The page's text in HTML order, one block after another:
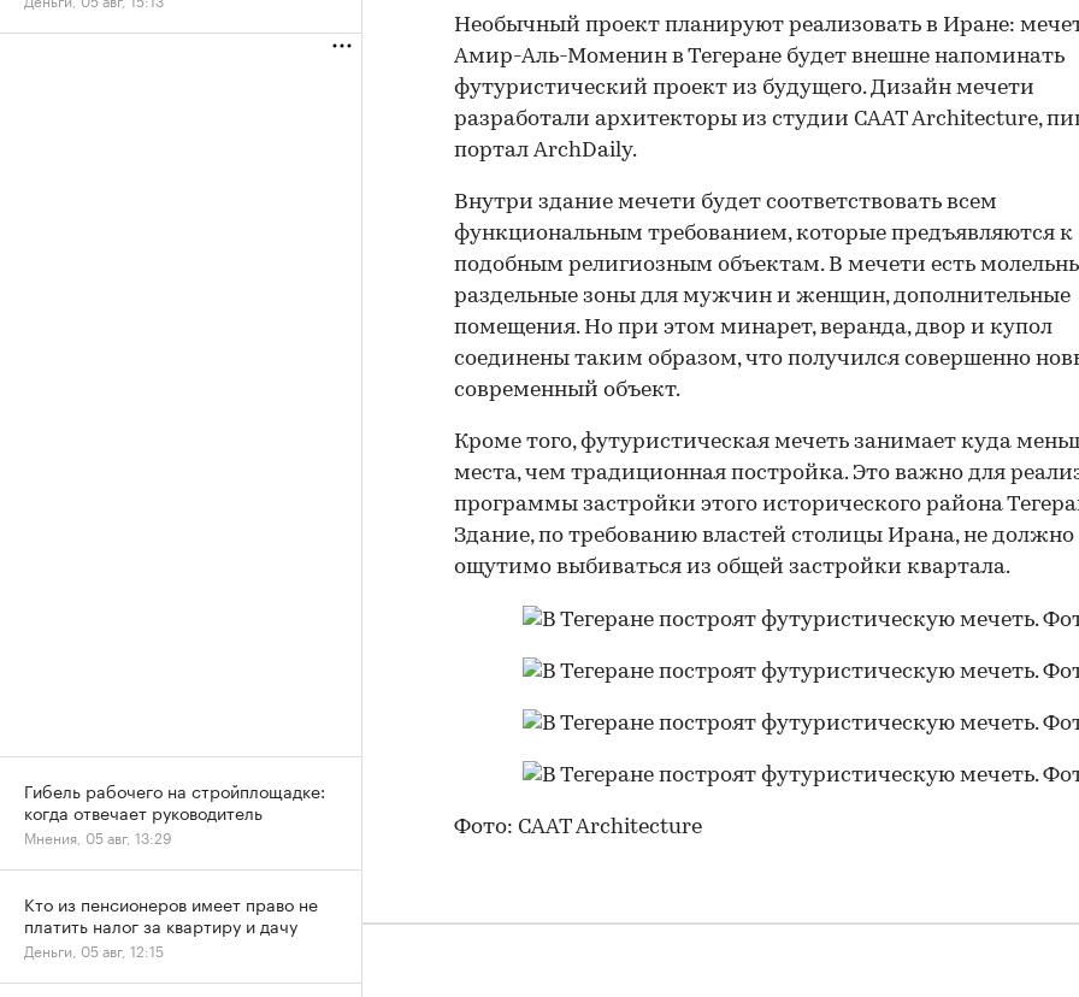
Необычный проект планируют реализовать в Иране:
Амир-Аль-Моменин в Тегеране будет внешне напоминать
футуристический проект из будущего. Дизайн мечети
разработали архитекторы из студии CAAT Architecturе,
портал ArchDaily.
Внутри здание мечети будет соответствовать всем
функциональным требованием, которые предъявляются к
подобным религиозным объектам. В мечети есть
раздельные зоны для мужчин и женщин, дополнительные
помещения. Но при этом минарет, веранда, двор и купол
соединены таким образом, что получился совершенно
современный объект.
Кроме того, футуристическая мечеть занимает куда
места, чем традиционная постройка. Это важно для
программы застройки этого исторического района
Здание, по требованию властей столицы Ирана, не должно
ощутимо выбиваться из общей застройки квартала.
Фото: CAAT Architecturе
Гибель рабочего на стройплощадке:
когда отвечает руководитель
Мнения, 05 авг, 13:29
Кто из пенсионеров имеет право не
платить налог за квартиру и дачу
Деньги, 05 авг, 12:15